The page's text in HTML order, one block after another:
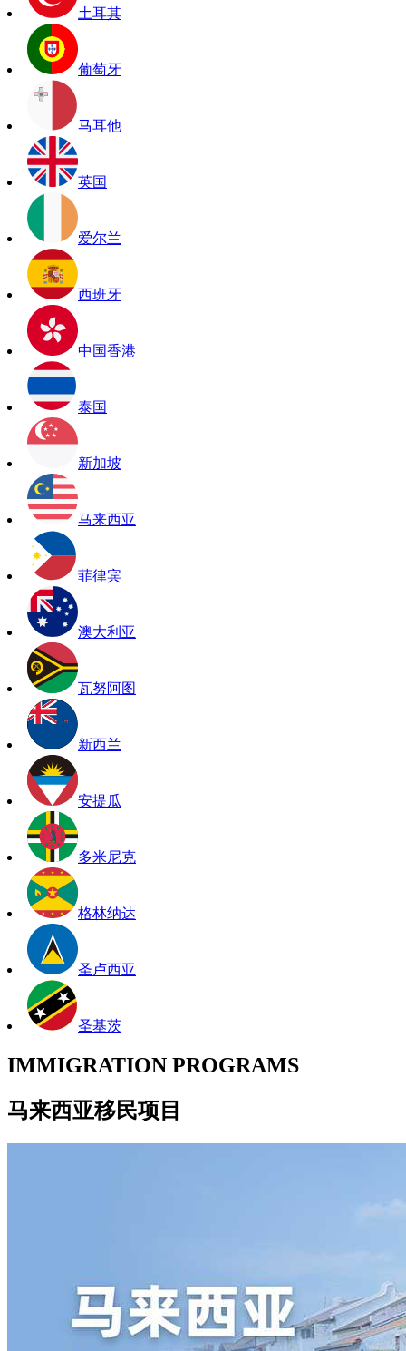
土耳其
葡萄牙
马耳他
英国
爱尔兰
西班牙
中国香港
泰国
新加坡
马来西亚
菲律宾
澳大利亚
瓦努阿图
新西兰
安提瓜
多米尼克
格林纳达
圣卢西亚
圣基茨
IMMIGRATION PROGRAMS
马来西亚移民项目